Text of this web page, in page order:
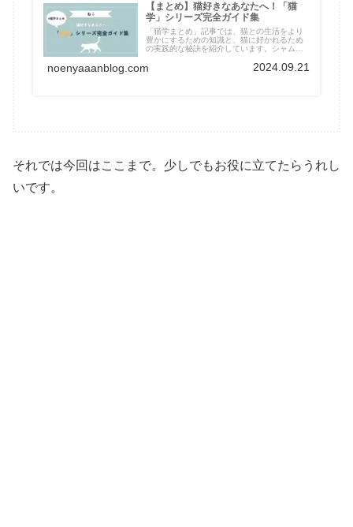
【まとめ】猫好きなあなたへ！「猫
学」シリーズ完全ガイド集
「猫学まとめ」記事では、猫との生活をより
豊かにするための知識と、猫に好かれるため
の実践的な秘訣を紹介しています。シャムト
猫好きに役立つ情報が満載です！
noenyaaanblog.com 2024.09.21
それでは今回はここまで。少しでもお役に立てたらうれし
いです。